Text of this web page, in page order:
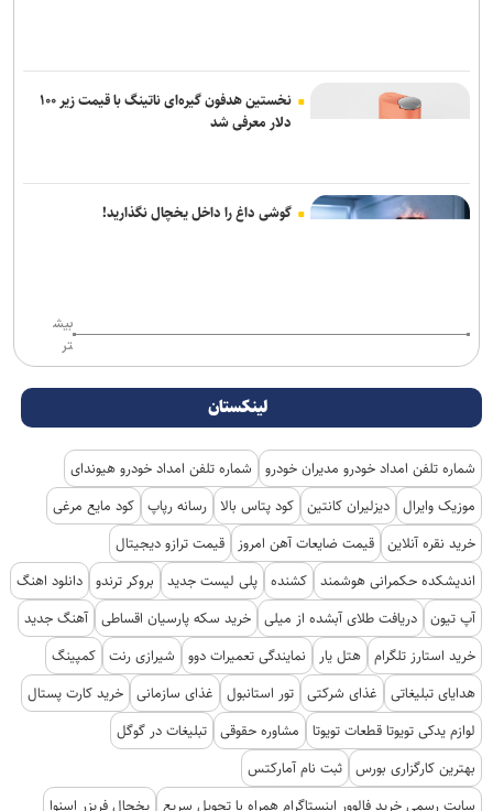
نخستین هدفون گیره‌ای ناتینگ با قیمت زیر ۱۰۰
دلار معرفی شد
گوشی داغ را داخل یخچال نگذارید!
بیش
تر
لینکستان
شماره تلفن امداد خودرو مدیران خودرو
شماره تلفن امداد خودرو هیوندای
موزیک وایرال دیزلیران کانتین کود پتاس بالا رسانه رپاپ کود مایع مرغی
خرید نقره آنلاین قیمت ضایعات آهن امروز
قیمت ترازو دیجیتال
اندیشکده حکمرانی هوشمند کشنده پلی لیست جدید بروکر ترندو دانلود اهنگ
آپ تیون دریافت طلای آبشده از میلی خرید سکه پارسیان اقساطی آهنگ جدید
خرید استارز تلگرام هتل یار نمایندگی تعمیرات دوو شیرازی رنت کمپینگ
هدایای تبلیغاتی
غذای شرکتی تور استانبول غذای سازمانی خرید کارت پستال
لوازم یدکی تویوتا قطعات تویوتا
مشاوره حقوقی تبلیغات در گوگل
بهترین کارگزاری بورس ثبت نام آمارکتس
سایت رسمی خرید فالوور اینستاگرام همراه با تحویل سریع یخچال فریزر اسنوا